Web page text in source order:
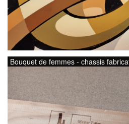
Bouquet de femmes - chassis